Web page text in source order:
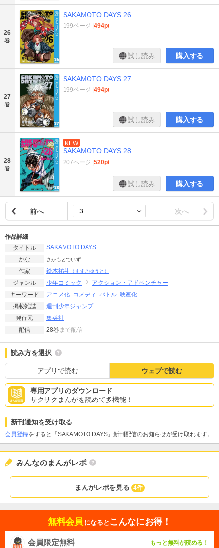
26
巻
SAKAMOTO DAYS 26
199ページ 494pt
試し読み 購入する
27
巻
SAKAMOTO DAYS 27
199ページ 494pt
試し読み 購入する
28
巻
NEW
SAKAMOTO DAYS 28
207ページ 520pt
試し読み 購入する
前へ 次へ
作品詳細
タイトル
SAKAMOTO DAYS
かな
さかもとでいず
作家 鈴木祐斗 （すずきゆうと）
ジャンル 少年コミック
アクション・アドベンチャー
キーワード
アニメ化 コメディ バトル 映画化
掲載雑誌
週刊少年ジャンプ
発行元
集英社
配信
28巻 まで配信
読み方を選択
アプリで読む ウェブで読む
専用アプリのダウンロード
サクサクまんがを読めて多機能！
新刊通知を受け取る
会員登録をすると「SAKAMOTO DAYS」新刊配信のお知らせが受け取れます。
みんなのまんがレポ
まんがレポを見る 4件
無料会員 になると こんなにお得！
会員限定無料 もっと無料が読める！